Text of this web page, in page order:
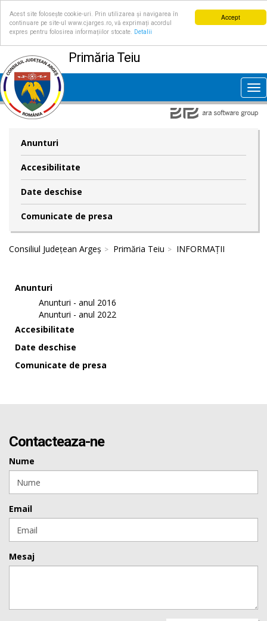
Accept
Acest site folosește cookie-uri. Prin utilizarea și navigarea în
continuare pe site-ul www.cjarges.ro, vă exprimați acordul
expres pentru folosirea informațiilor stocate.
Detalii
Primăria Teiu
Anunturi
Accesibilitate
Date deschise
Comunicate de presa
Consiliul Județean Argeș Primăria Teiu INFORMAȚII
Anunturi
Anunturi - anul 2016
Anunturi - anul 2022
Accesibilitate
Date deschise
Comunicate de presa
Contacteaza-ne
Nume
Email
Mesaj